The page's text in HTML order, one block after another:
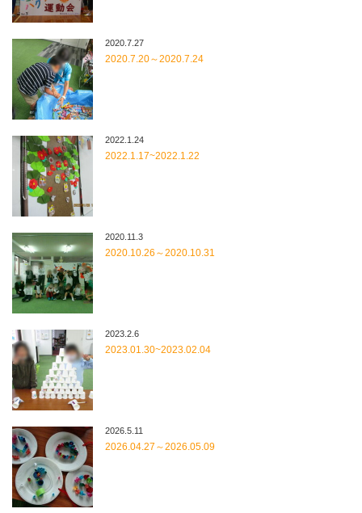
2020.7.27
2020.7.20～2020.7.24
2022.1.24
2022.1.17~2022.1.22
2020.11.3
2020.10.26～2020.10.31
2023.2.6
2023.01.30~2023.02.04
2026.5.11
2026.04.27～2026.05.09